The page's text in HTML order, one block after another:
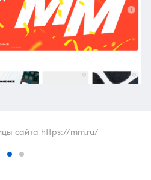
сайта https://mm.ru/